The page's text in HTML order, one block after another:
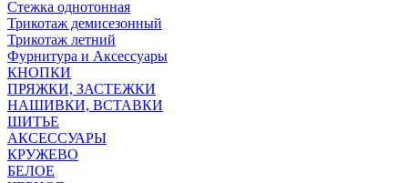
Стежка однотонная
Трикотаж демисезонный
Трикотаж летний
Фурнитура и Аксессуары
КНОПКИ
ПРЯЖКИ, ЗАСТЕЖКИ
НАШИВКИ, ВСТАВКИ
ШИТЬЕ
АКСЕССУАРЫ
КРУЖЕВО
БЕЛОЕ